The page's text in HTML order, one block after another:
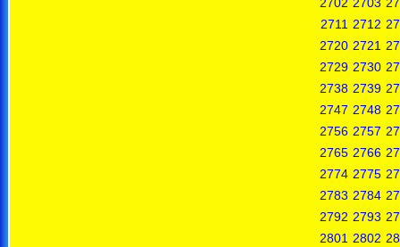
2711 2712
2720 2721
2729 2730
2738 2739
2747 2748
2756 2757
2765 2766
2774 2775
2783 2784
2792 2793
2801 2802